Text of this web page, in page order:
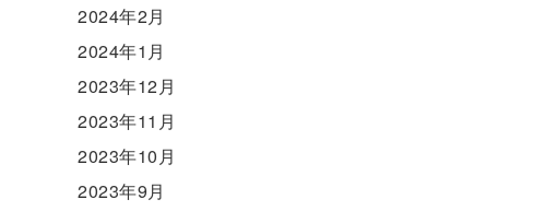
2024年2月
2024年1月
2023年12月
2023年11月
2023年10月
2023年9月